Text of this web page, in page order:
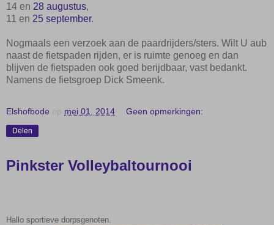
14 en 28 augustus,
11 en 25 september.
Nogmaals een verzoek aan de paardrijders/sters. Wilt U aub
naast de fietspaden rijden, er is ruimte genoeg en dan
blijven de fietspaden ook goed berijdbaar, vast bedankt.
Namens de fietsgroep Dick Smeenk.
Elshofbode op mei 01, 2014 Geen opmerkingen:
Delen
Pinkster Volleybaltournooi
Hallo sportieve dorpsgenoten.